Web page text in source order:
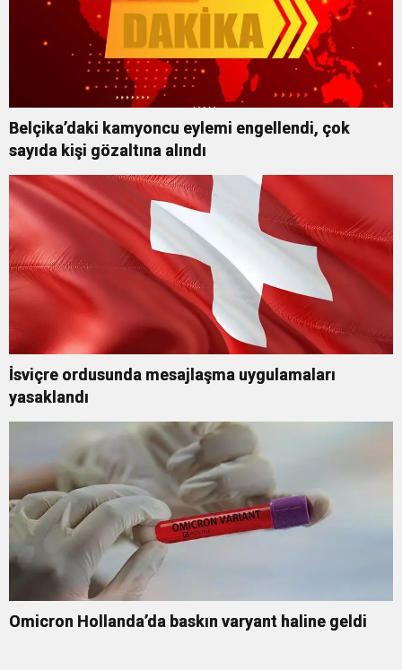
Belçika’daki kamyoncu eylemi engellendi, çok
sayıda kişi gözaltına alındı
İsviçre ordusunda mesajlaşma uygulamaları
yasaklandı
Omicron Hollanda’da baskın varyant haline geldi